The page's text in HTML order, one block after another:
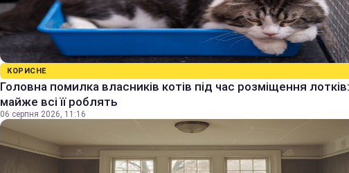
КОРИСНЕ
Головна помилка власників котів під час розміщення лотків:
майже всі її роблять
06 серпня 2026, 11:16